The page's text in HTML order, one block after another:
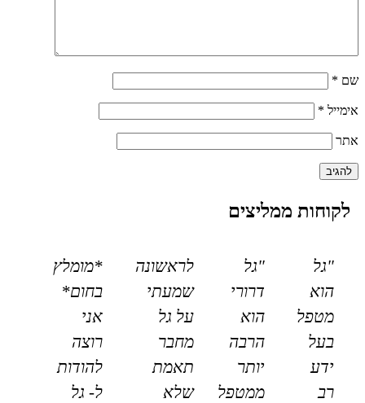
שם *
אימייל *
אתר
לקוחות ממליצים
"גל
הוא
מטפל
בעל
ידע
רב
"גל
דרורי
הוא
הרבה
יותר
ממטפל
לראשונה
שמעתי
על גל
מחבר
תאמת
שלא
*מומלץ
בחום*
אני
רוצה
להודות
ל- גל